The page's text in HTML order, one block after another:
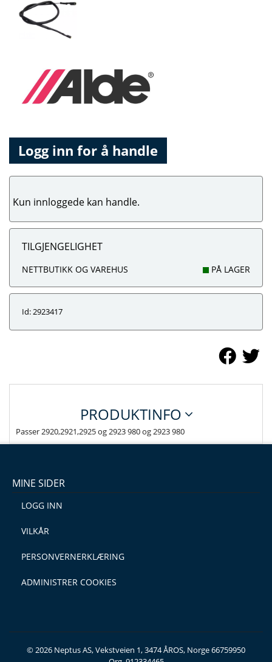
Logg inn for å handle
Kun innloggede kan handle.
TILGJENGELIGHET
NETTBUTIKK OG VAREHUS PÅ LAGER
Id: 2923417
PRODUKTINFO
Passer 2920,2921,2925 og 2923 980 og 2923 980
MINE SIDER
LOGG INN
VILKÅR
PERSONVERNERKLÆRING
ADMINISTRER COOKIES
© 2026 Neptus AS, Vekstveien 1, 3474 ÅROS, Norge 66759950